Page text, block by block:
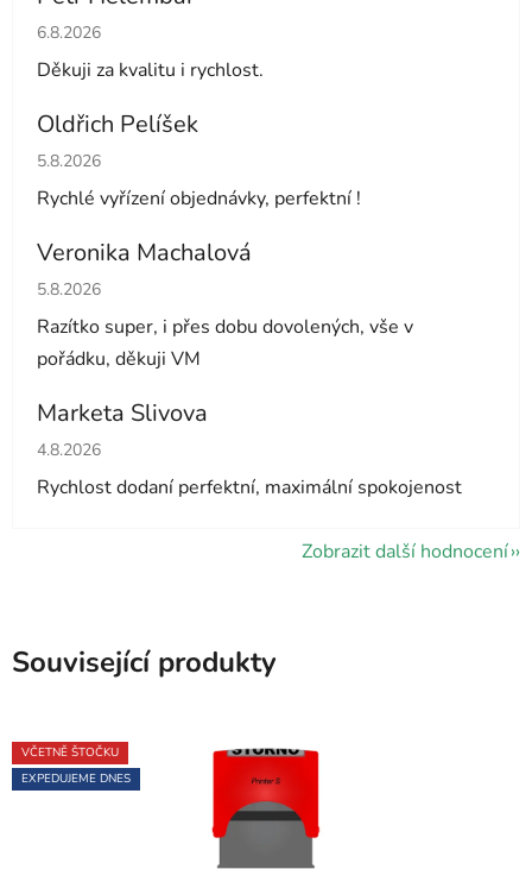
Hodnocení obchodu je 5 z 5 hvězdiček.
6.8.2026
Děkuji za kvalitu i rychlost.
Oldřich Pelíšek
Hodnocení obchodu je 5 z 5 hvězdiček.
5.8.2026
Rychlé vyřízení objednávky, perfektní !
Veronika Machalová
Hodnocení obchodu je 5 z 5 hvězdiček.
5.8.2026
Razítko super, i přes dobu dovolených, vše v
pořádku, děkuji VM
Marketa Slivova
Hodnocení obchodu je 5 z 5 hvězdiček.
4.8.2026
Rychlost dodaní perfektní, maximální spokojenost
Zobrazit další hodnocení
Související produkty
VČETNĚ ŠTOČKU
EXPEDUJEME DNES